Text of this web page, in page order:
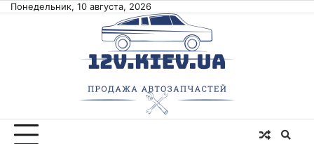
SkipПонедельник, 10 августа, 2026